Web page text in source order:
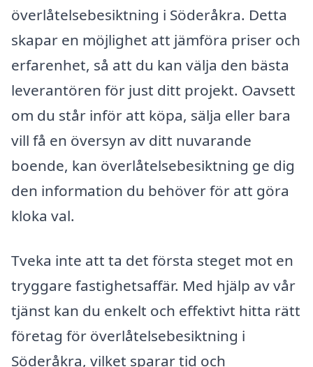
överlåtelsebesiktning i Söderåkra. Detta
skapar en möjlighet att jämföra priser och
erfarenhet, så att du kan välja den bästa
leverantören för just ditt projekt. Oavsett
om du står inför att köpa, sälja eller bara
vill få en översyn av ditt nuvarande
boende, kan överlåtelsebesiktning ge dig
den information du behöver för att göra
kloka val.
Tveka inte att ta det första steget mot en
tryggare fastighetsaffär. Med hjälp av vår
tjänst kan du enkelt och effektivt hitta rätt
företag för överlåtelsebesiktning i
Söderåkra, vilket sparar tid och